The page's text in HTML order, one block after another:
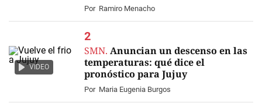
Por Ramiro Menacho
VIDEO
SMN. Anuncian un descenso en las
temperaturas: qué dice el
pronóstico para Jujuy
Por Maria Eugenia Burgos